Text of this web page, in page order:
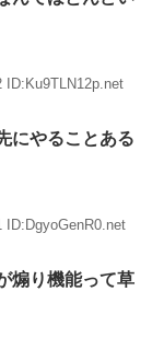
ID:Ku9TLN12p.net
にやることある
ID:DgyoGenR0.net
煽り機能って草